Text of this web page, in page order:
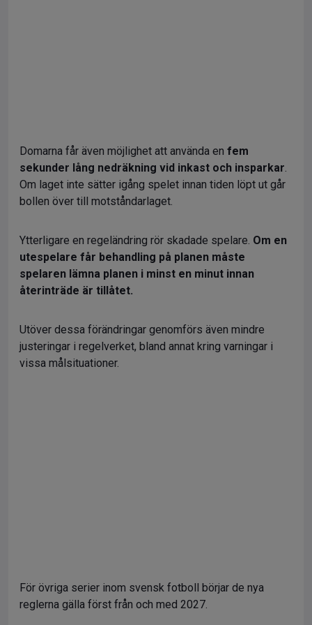
Domarna får även möjlighet att använda en fem
sekunder lång nedräkning vid inkast och insparkar.
Om laget inte sätter igång spelet innan tiden löpt ut går
bollen över till motståndarlaget.
Ytterligare en regeländring rör skadade spelare. Om en
utespelare får behandling på planen måste
spelaren lämna planen i minst en minut innan
återinträde är tillåtet.
Utöver dessa förändringar genomförs även mindre
justeringar i regelverket, bland annat kring varningar i
vissa målsituationer.
För övriga serier inom svensk fotboll börjar de nya
reglerna gälla först från och med 2027.